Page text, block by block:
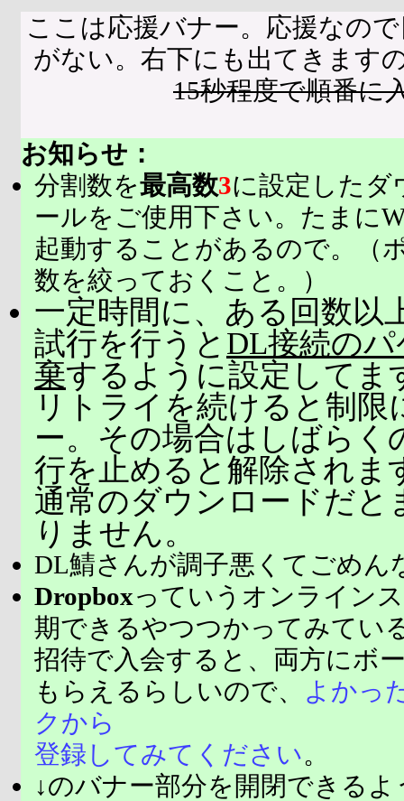
ここは応援バナー。応援なの
がない。右下にも出てきます
15秒程度で順番に
お知らせ：
分割数を最高数3に設定したダ
ールをご使用下さい。たまに
起動することがあるので。（
数を絞っておくこと。）
一定時間に、ある回数以
試行を行うと DL接続の
棄するように設定してま
リトライを続けると制限
ー。その場合はしばらく
行を止めると解除されま
通常のダウンロードだと
りません。
DL鯖さんが調子悪くてごめん
Dropboxっていうオンライン
期できるやつつかってみてい
招待で入会すると、両方にボ
もらえるらしいので、
よかっ
クから
登録してみてください。
↓のバナー部分を開閉できる